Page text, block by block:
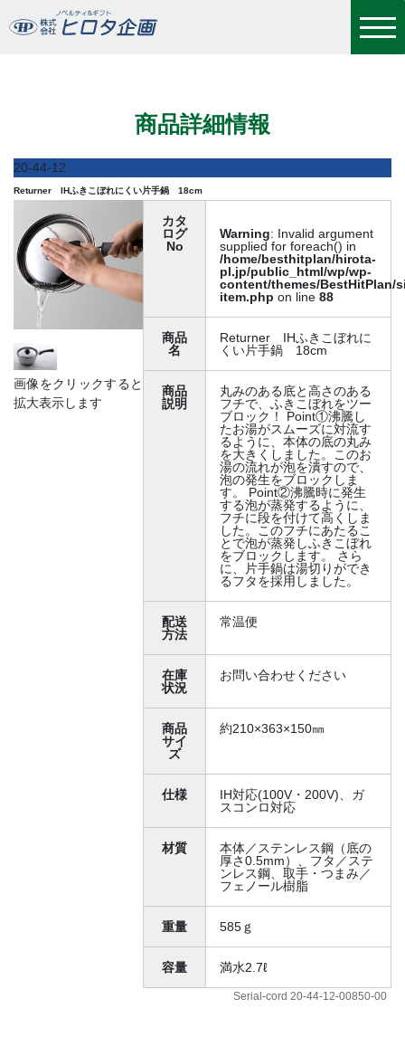
商品詳細情報
20-44-12
Returner IHふきこぼれにくい片手鍋 18cm
画像をクリックすると
拡大表示します
カタ
ログ
No
Warning: Invalid argument
supplied for foreach() in
/home/besthitplan/hirota-
pl.jp/public_html/wp/wp-
content/themes/BestHitPlan/
item.php on line88
商品
名
Returner IHふきこぼれに
くい片手鍋 18cm
商品
説明
丸みのある底と高さのある
フチで、ふきこぼれをツー
ブロック！ Point①沸騰し
たお湯がスムーズに対流す
るように、本体の底の丸み
を大きくしました。このお
湯の流れが泡を潰すので、
泡の発生をブロックしま
す。 Point②沸騰時に発生
する泡が蒸発するように、
フチに段を付けて高くしま
した。このフチにあたるこ
とで泡が蒸発しふきこぼれ
をブロックします。 さら
に、片手鍋は湯切りができ
るフタを採用しました。
配送
方法
常温便
在庫
状況
お問い合わせください
商品
サイ
ズ
約210×363×150㎜
仕様
IH対応(100V・200V)、ガ
スコンロ対応
材質
本体／ステンレス鋼（底の
厚さ0.5mm）、フタ／ステ
ンレス鋼、取手・つまみ／
フェノール樹脂
重量 585ｇ
容量 満水2.7ℓ
Serial-cord 20-44-12-00850-00